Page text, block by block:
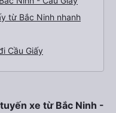
từ Bắc Ninh nhanh
Cầu Giấy
xe từ Bắc Ninh -